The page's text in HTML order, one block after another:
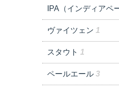
IPA（インディアペ
ヴァイツェン 1
スタウト 1
ペールエール 3